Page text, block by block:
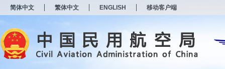
简体中文 繁体中文 ENGLISH 移动客户端
打
开
无
障